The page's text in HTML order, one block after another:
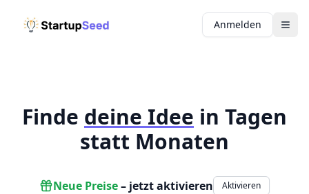
Anmelden
Finde deine Idee in Tagen
statt Monaten
Neue Preise– jetzt aktivieren Aktivieren